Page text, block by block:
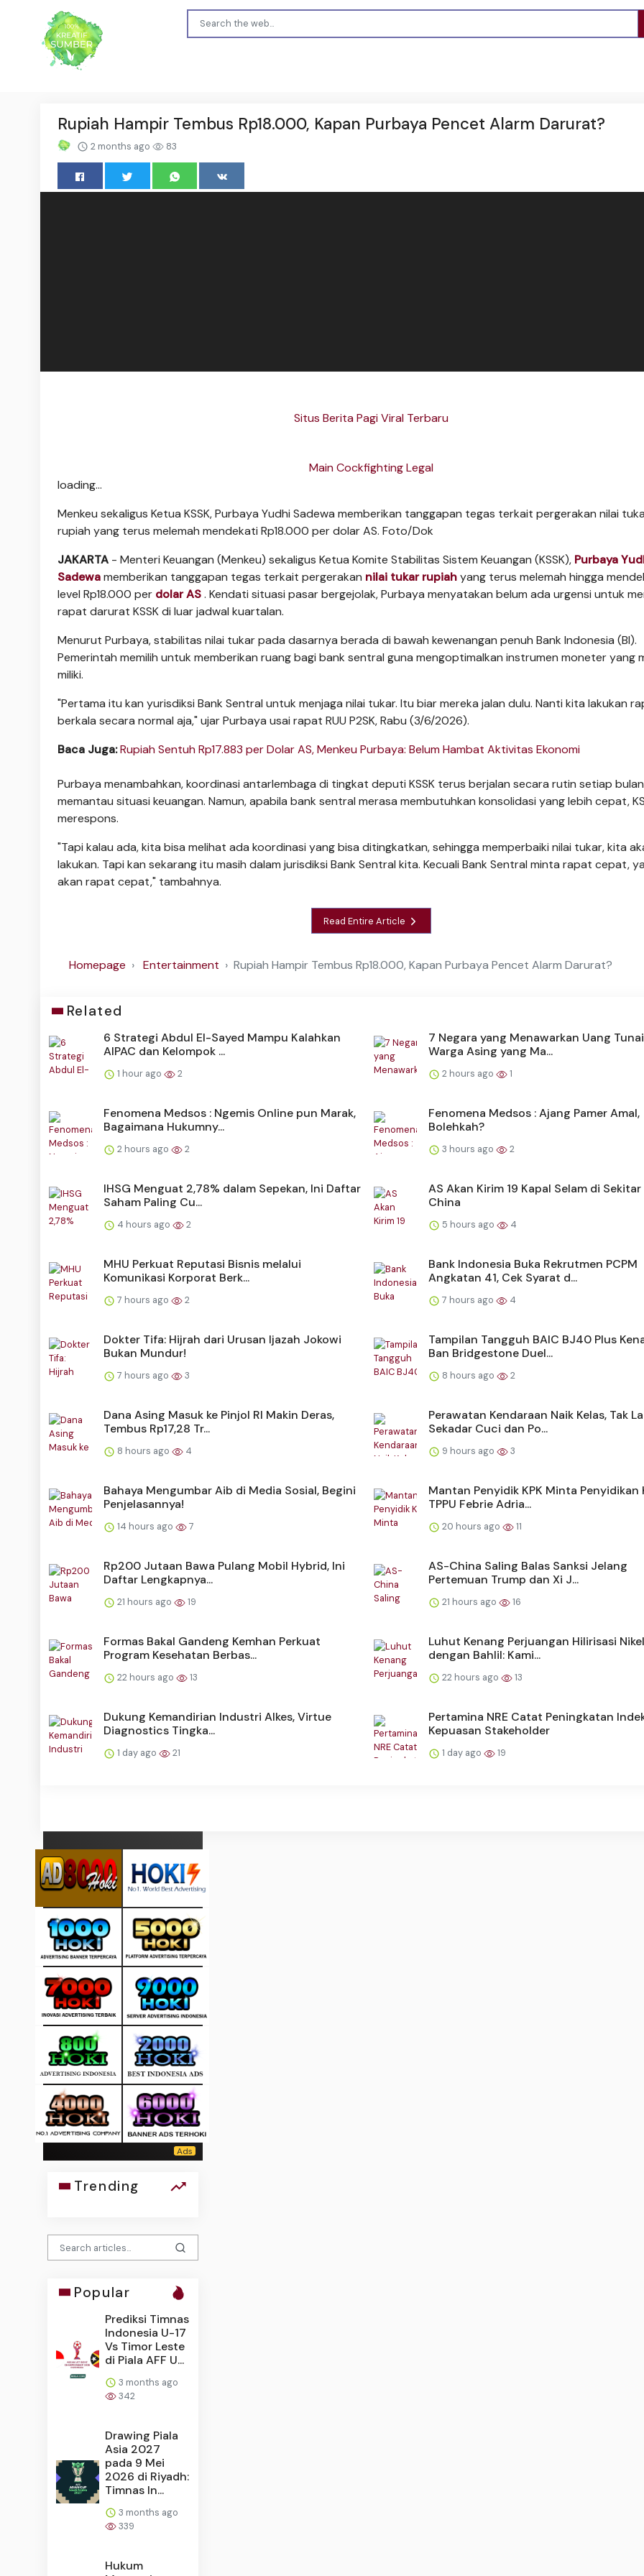
Rupiah Hampir Tembus Rp18.000, Kapan Purbaya Pencet Alarm Darurat?
2 months ago 83
Situs Berita Pagi Viral Terbaru
Main Cockfighting Legal
loading...
Menkeu sekaligus Ketua KSSK, Purbaya Yudhi Sadewa memberikan tanggapan tegas terkait pergerakan nilai
rupiah yang terus melemah mendekati Rp18.000 per dolar AS. Foto/Dok
JAKARTA - Menteri Keuangan (Menkeu) sekaligus Ketua Komite Stabilitas Sistem Keuangan (KSSK), Purbaya
Sadewamemberikan tanggapan tegas terkait pergerakan nilai tukar rupiahyang terus melemah hingga
level Rp18.000 per dolar AS. Kendati situasi pasar bergejolak, Purbaya menyatakan belum ada urgensi untuk
rapat darurat KSSK di luar jadwal kuartalan.
Menurut Purbaya, stabilitas nilai tukar pada dasarnya berada di bawah kewenangan penuh Bank Indonesia (BI).
Pemerintah memilih untuk memberikan ruang bagi bank sentral guna mengoptimalkan instrumen moneter yang
miliki.
"Pertama itu kan yurisdiksi Bank Sentral untuk menjaga nilai tukar. Itu biar mereka jalan dulu. Nanti kita lakukan
berkala secara normal aja," ujar Purbaya usai rapat RUU P2SK, Rabu (3/6/2026).
Baca Juga:Rupiah Sentuh Rp17.883 per Dolar AS, Menkeu Purbaya: Belum Hambat Aktivitas Ekonomi
Purbaya menambahkan, koordinasi antarlembaga di tingkat deputi KSSK terus berjalan secara rutin setiap
memantau situasi keuangan. Namun, apabila bank sentral merasa membutuhkan konsolidasi yang lebih cepat,
merespons.
"Tapi kalau ada, kita bisa melihat ada koordinasi yang bisa ditingkatkan, sehingga memperbaiki nilai tukar, kita
lakukan. Tapi kan sekarang itu masih dalam jurisdiksi Bank Sentral kita. Kecuali Bank Sentral minta rapat cepat,
akan rapat cepat," tambahnya.
Read Entire Article
Homepage Entertainment Rupiah Hampir Tembus Rp18.000, Kapan Purbaya Pencet Alarm Darurat?
Related
6 Strategi Abdul El-Sayed Mampu Kalahkan
AIPAC dan Kelompok ...
1 hour ago 2
7 Negara yang Menawarkan Uang
Warga Asing yang Ma...
2 hours ago 1
Fenomena Medsos : Ngemis Online pun Marak,
Bagaimana Hukumny...
2 hours ago 2
Fenomena Medsos : Ajang Pamer Amal,
Bolehkah?
3 hours ago 2
IHSG Menguat 2,78% dalam Sepekan, Ini Daftar
Saham Paling Cu...
4 hours ago 2
AS Akan Kirim 19 Kapal Selam di
China
5 hours ago 4
MHU Perkuat Reputasi Bisnis melalui
Komunikasi Korporat Berk...
7 hours ago 2
Bank Indonesia Buka Rekrutmen PCPM
Angkatan 41, Cek Syarat d...
7 hours ago 4
Dokter Tifa: Hijrah dari Urusan Ijazah Jokowi
Bukan Mundur!
7 hours ago 3
Tampilan Tangguh BAIC BJ40 Plus
Ban Bridgestone Duel...
8 hours ago 2
Dana Asing Masuk ke Pinjol RI Makin Deras,
Tembus Rp17,28 Tr...
8 hours ago 4
Perawatan Kendaraan Naik Kelas, Tak
Sekadar Cuci dan Po...
9 hours ago 3
Bahaya Mengumbar Aib di Media Sosial, Begini
Penjelasannya!
14 hours ago 7
Mantan Penyidik KPK Minta Penyidikan
TPPU Febrie Adria...
20 hours ago 11
Rp200 Jutaan Bawa Pulang Mobil Hybrid, Ini
Daftar Lengkapnya...
21 hours ago 19
AS-China Saling Balas Sanksi Jelang
Pertemuan Trump dan Xi J...
21 hours ago 16
Formas Bakal Gandeng Kemhan Perkuat
Program Kesehatan Berbas...
22 hours ago 13
Luhut Kenang Perjuangan Hilirisasi Nikel
dengan Bahlil: Kami...
22 hours ago 13
Dukung Kemandirian Industri Alkes, Virtue
Diagnostics Tingka...
1 day ago 21
Pertamina NRE Catat Peningkatan
Kepuasan Stakeholder
1 day ago 19
Trending
Popular
Prediksi Timnas
Indonesia U-17
Vs Timor Leste
di Piala AFF U...
3 months ago
342
Drawing Piala
Asia 2027
pada 9 Mei
2026 di Riyadh:
Timnas In...
3 months ago
339
Hukum